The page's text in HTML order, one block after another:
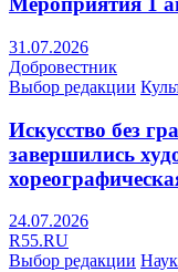
31.07.2026
Добровестник
Выбор редакции
Искусство без
завершились
24.07.2026
R55.RU
Выбор редакции